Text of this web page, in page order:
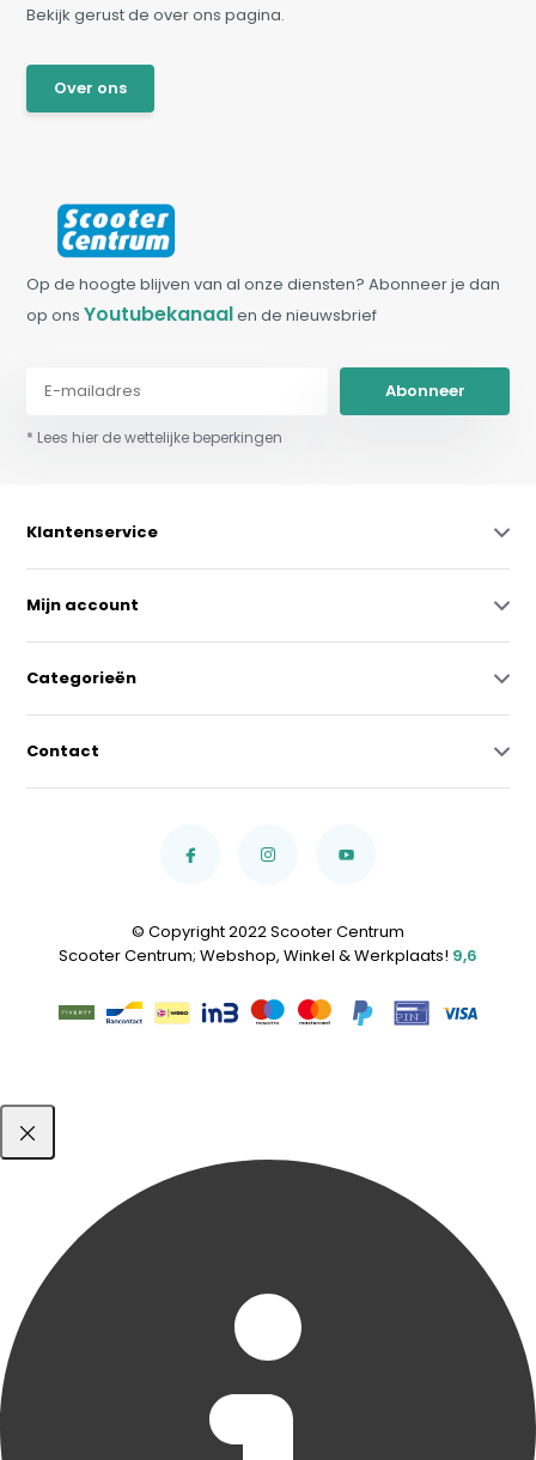
Bekijk gerust de over ons pagina.
Over ons
Op de hoogte blijven van al onze diensten? Abonneer je dan
op onsYoutubekanaalen de nieuwsbrief
Abonneer
* Lees hier de wettelijke beperkingen
Klantenservice
Mijn account
Categorieën
Contact
© Copyright 2022 Scooter Centrum
Scooter Centrum; Webshop, Winkel & Werkplaats! 9,6